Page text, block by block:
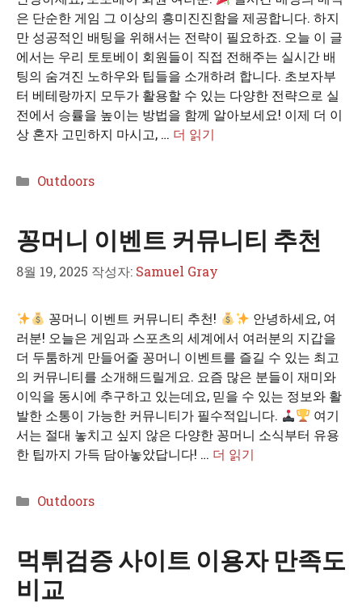
은 단순한 게임 그 이상의 흥미진진함을 제공합니다. 하지
만 성공적인 배팅을 위해서는 전략이 필요하죠. 오늘 이 글
에서는 우리 토토베이 회원들이 직접 전해주는 실시간 배
팅의 숨겨진 노하우와 팁들을 소개하려 합니다. 초보자부
터 베테랑까지 모두가 활용할 수 있는 다양한 전략으로 실
전에서 승률을 높이는 방법을 함께 알아보세요! 이제 더 이
상 혼자 고민하지 마시고, … 더 읽기
카
리
Outdoors
꽁머니 이벤트 커뮤니티 추천
8월 19, 2025 작성자: Samuel Gray
꽁머니 이벤트 커뮤니티 추천!
안녕하세요, 여
러분! 오늘은 게임과 스포츠의 세계에서 여러분의 지갑을
더 두툼하게 만들어줄 꽁머니 이벤트를 즐길 수 있는 최고
의 커뮤니티를 소개해드릴게요. 요즘 많은 분들이 재미와
이익을 동시에 추구하고 있는데요, 믿을 수 있는 정보와 활
발한 소통이 가능한 커뮤니티가 필수적입니다.
여기
서는 절대 놓치고 싶지 않은 다양한 꽁머니 소식부터 유용
한 팁까지 가득 담아놓았답니다! … 더 읽기
카
리
Outdoors
먹튀검증 사이트 이용자 만족도
비교